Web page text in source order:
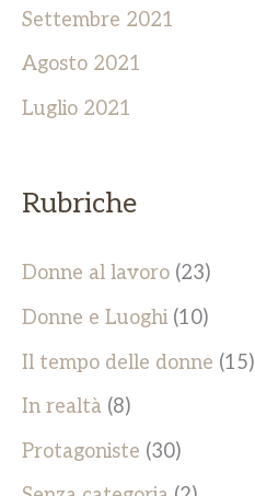
Settembre 2021
Agosto 2021
Luglio 2021
Rubriche
Donne al lavoro (23)
Donne e Luoghi (10)
Il tempo delle donne (15)
In realtà (8)
Protagoniste (30)